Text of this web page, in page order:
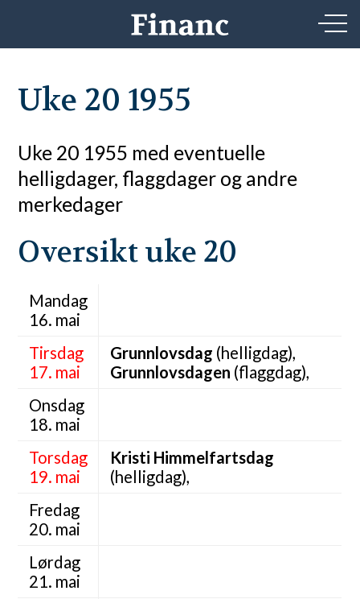
Uke 20 1955
Uke 20 1955 med eventuelle
helligdager, flaggdager og andre
merkedager
Oversikt uke 20
Mandag
16. mai
Tirsdag
17. mai
Grunnlovsdag (helligdag),
Grunnlovsdagen (flaggdag),
Onsdag
18. mai
Torsdag
19. mai
Kristi Himmelfartsdag
(helligdag),
Fredag
20. mai
Lørdag
21. mai